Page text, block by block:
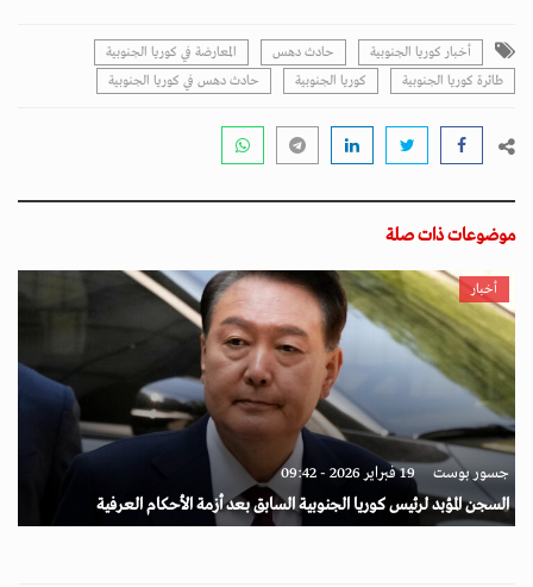
أخبار كوريا الجنوبية حادث دهس
المعارضة في كوريا الجنوبية
طائرة كوريا الجنوبية
كوريا الجنوبية حادث دهس في كوريا الجنوبية
موضوعات ذات صلة
أخبار
جسور بوست 19 فبراير 2026 - 09:42
السجن المؤبد لرئيس كوريا الجنوبية السابق بعد أزمة الأحكام العرفية